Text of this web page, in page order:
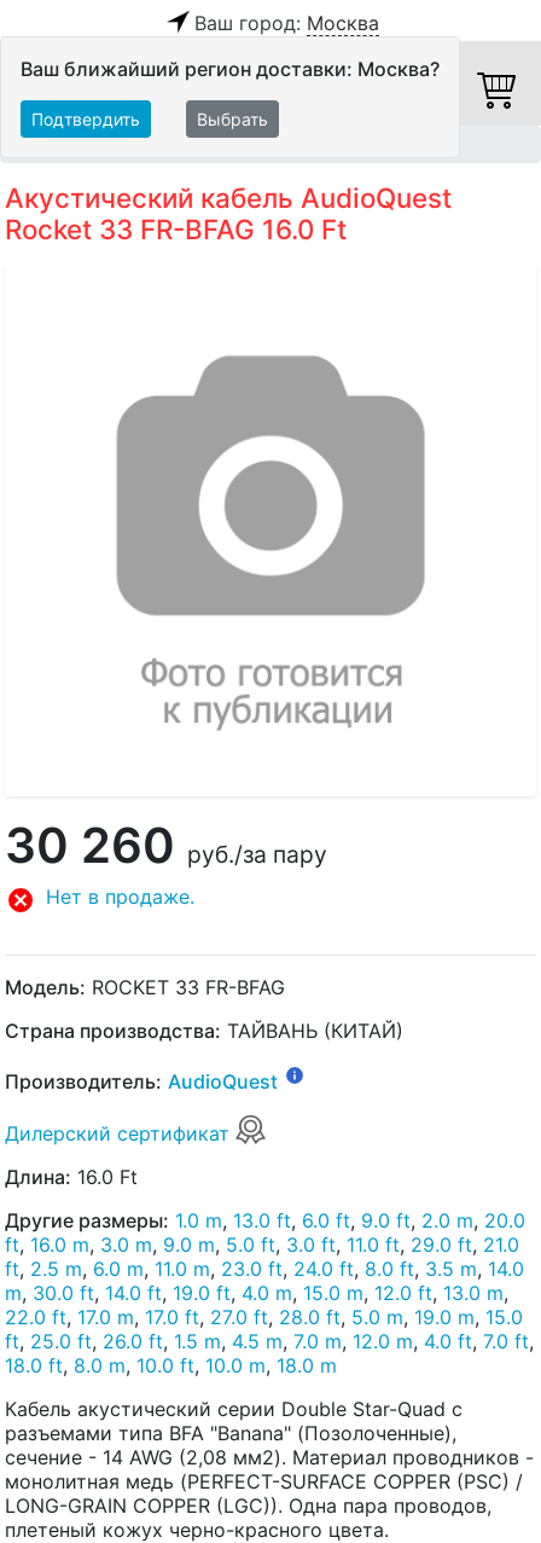
Ваш город: Москва
Ваш ближайший регион доставки: Москва?
Подтвердить Выбрать
Акустический кабель AudioQuest
Rocket 33 FR-BFAG 16.0 Ft
30 260 руб./за пару
Нет в продаже.
Модель: ROCKET 33 FR-BFAG
Страна производства: ТАЙВАНЬ (КИТАЙ)
Производитель: AudioQuest
Дилерский сертификат
Длина: 16.0 Ft
Другие размеры: 1.0 m, 13.0 ft, 6.0 ft, 9.0 ft, 2.0 m, 20.0
ft, 16.0 m, 3.0 m, 9.0 m, 5.0 ft, 3.0 ft, 11.0 ft, 29.0 ft, 21.0
ft, 2.5 m, 6.0 m, 11.0 m, 23.0 ft, 24.0 ft, 8.0 ft, 3.5 m, 14.0
m, 30.0 ft, 14.0 ft, 19.0 ft, 4.0 m, 15.0 m, 12.0 ft, 13.0 m,
22.0 ft, 17.0 m, 17.0 ft, 27.0 ft, 28.0 ft, 5.0 m, 19.0 m, 15.0
ft, 25.0 ft, 26.0 ft, 1.5 m, 4.5 m, 7.0 m, 12.0 m, 4.0 ft, 7.0 ft,
18.0 ft, 8.0 m, 10.0 ft, 10.0 m, 18.0 m
Кабель акустический серии Double Star-Quad с
разъемами типа BFA "Banana" (Позолоченные),
сечение - 14 AWG (2,08 мм2). Материал проводников -
монолитная медь (PERFECT-SURFACE COPPER (PSC) /
LONG-GRAIN COPPER (LGC)). Одна пара проводов,
плетеный кожух черно-красного цвета.